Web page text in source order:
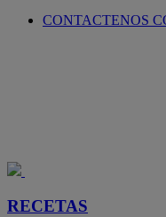
CONTACTENOS
RECETAS